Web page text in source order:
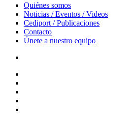
Quiénes somos
Noticias / Eventos / Videos
Cediport / Publicaciones
Contacto
Únete a nuestro equipo